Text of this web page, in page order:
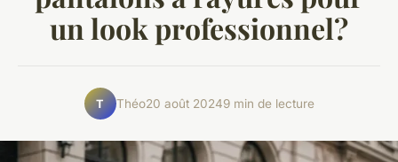
un look professionnel?
T Théo20 août 20249 min de lecture